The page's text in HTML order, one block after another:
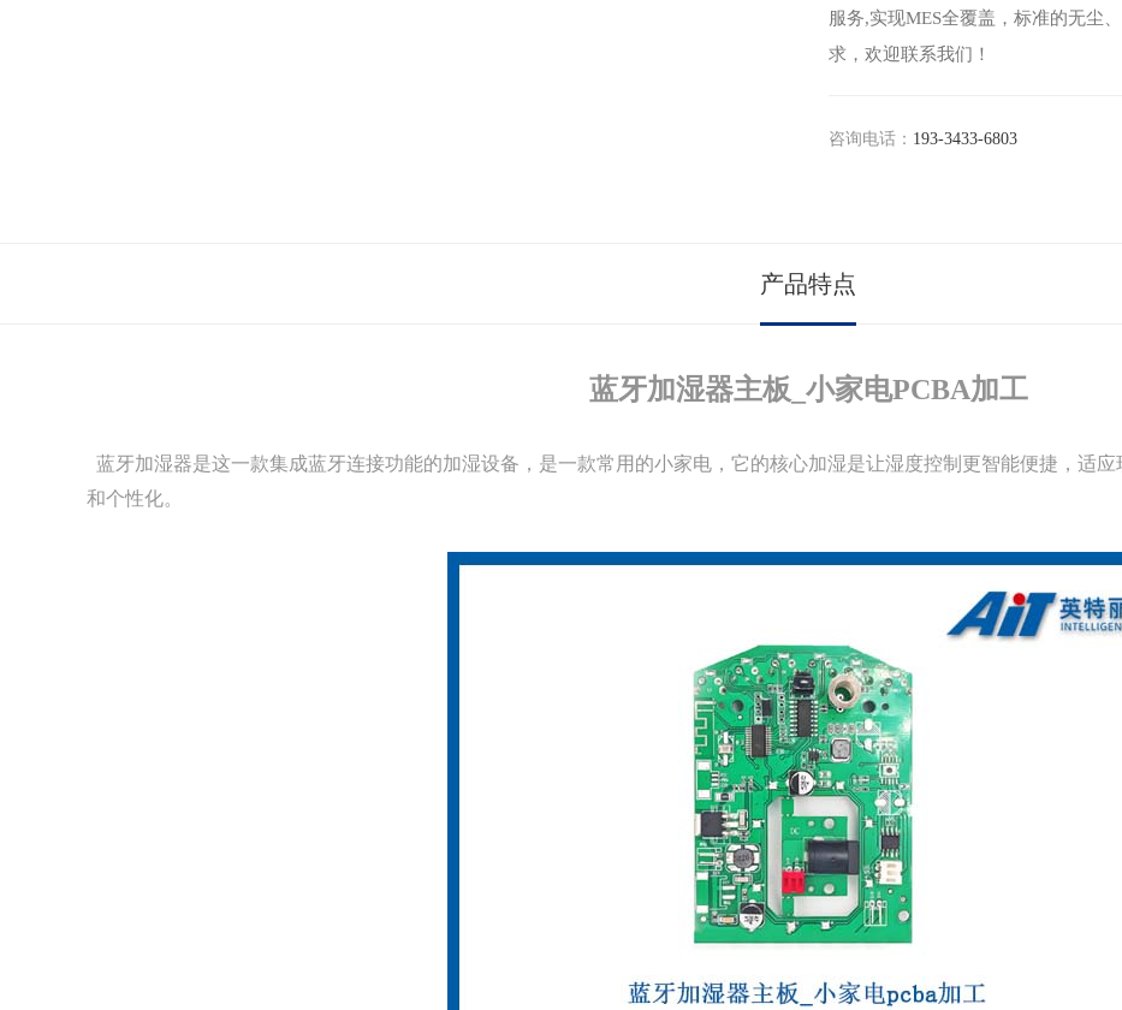
服务,实现MES全覆盖，标准的无尘
求，欢迎联系我们！
咨询电话： 193-3433-6803
产品特点
蓝牙加湿器主板_小家电PCBA加工
蓝牙加湿器是这一款集成蓝牙连接功能的加湿设备，是一款常用的小家电，它的核心加湿是让湿度控制更智能便捷，适
和个性化。